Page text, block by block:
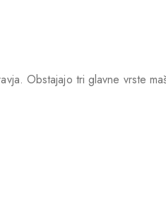
Obstajajo tri glavne vrste